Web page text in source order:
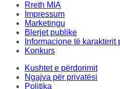
Rreth MIA
Impressum
Marketingu
Blerjet publike
Informacione të karakterit
Konkurs
Kushtet e përdorimit
Ngajva për privatësi
Politika